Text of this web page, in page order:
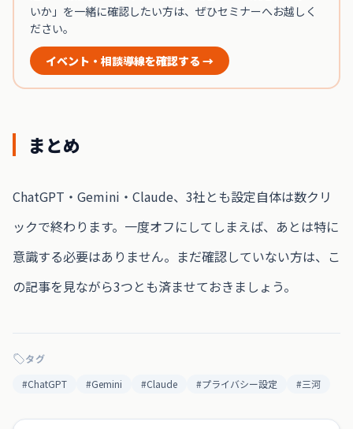
いか」を一緒に確認したい方は、ぜひセミナーへお越しく
ださい。
イベント・相談導線を確認する →
まとめ
ChatGPT・Gemini・Claude、3社とも設定自体は数クリ
ックで終わります。一度オフにしてしまえば、あとは特に
意識する必要はありません。まだ確認していない方は、こ
の記事を見ながら3つとも済ませておきましょう。
タグ
#ChatGPT #Gemini #Claude #プライバシー設定 #三河